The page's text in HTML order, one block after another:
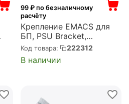
99₽ по безналичному
расчёту
Крепление EMACS для
БП, PSU Bracket,
совместимость Zippy
(B300050165)
Код товара: 222312
В наличии